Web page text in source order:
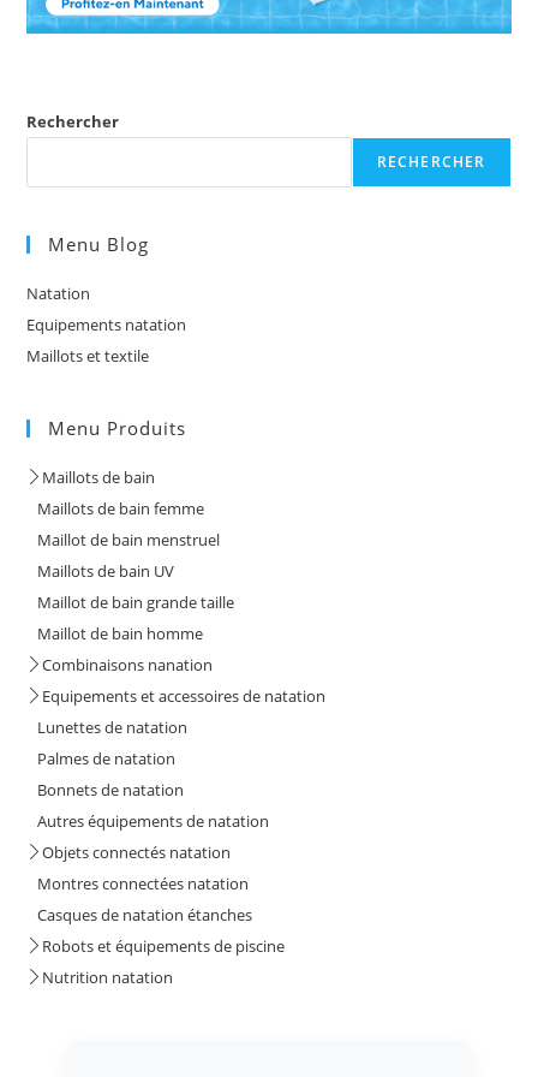
Rechercher
RECHERCHER
Menu Blog
Natation
Equipements natation
Maillots et textile
Menu Produits
Maillots de bain
Maillots de bain femme
Maillot de bain menstruel
Maillots de bain UV
Maillot de bain grande taille
Maillot de bain homme
Combinaisons nanation
Equipements et accessoires de natation
Lunettes de natation
Palmes de natation
Bonnets de natation
Autres équipements de natation
Objets connectés natation
Montres connectées natation
Casques de natation étanches
Robots et équipements de piscine
Nutrition natation